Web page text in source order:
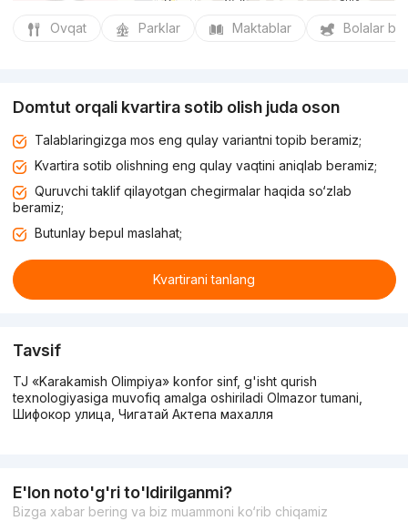
Ovqat Parklar Maktablar Bolalar
Domtut orqali kvartira sotib olish juda oson
Talablaringizga mos eng qulay variantni topib beramiz;
Kvartira sotib olishning eng qulay vaqtini aniqlab beramiz;
Quruvchi taklif qilayotgan chegirmalar haqida so‘zlab
beramiz;
Butunlay bepul maslahat;
Kvartirani tanlang
Tavsif
TJ «Karakamish Olimpiya» konfor sinf, g'isht qurish
texnologiyasiga muvofiq amalga oshiriladi Olmazor tumani,
Шифокор улица, Чигатай Актепа махалля
E'lon noto'g'ri to'ldirilganmi?
Bizga xabar bering va biz muammoni ko‘rib chiqamiz